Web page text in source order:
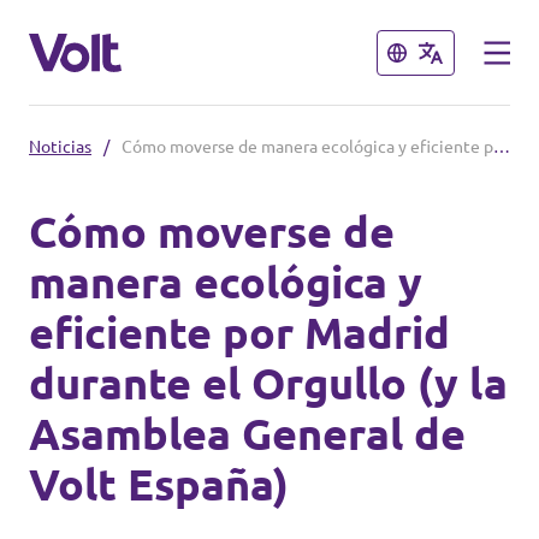
Cerrar
Volt Albania
Volt Alemania
Volt Austria
Volt Bélgica
Volt Bulgaria
Cerrar
Políticas
Sobre Volt
Personas
Noticias / Cómo moverse de manera ecológica y eficiente por Madrid durante el Orgullo (y la Asamblea General de Volt España)
Cómo moverse de
manera ecológica y
eficiente por Madrid
durante el Orgullo (y la
Asamblea General de
Volt España)